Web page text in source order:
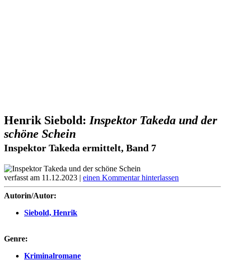
Henrik Siebold: Inspektor Takeda und der
schöne Schein
Inspektor Takeda ermittelt, Band 7
verfasst am 11.12.2023 | einen Kommentar hinterlassen
Autorin/Autor:
Siebold, Henrik
Genre:
Kriminalromane